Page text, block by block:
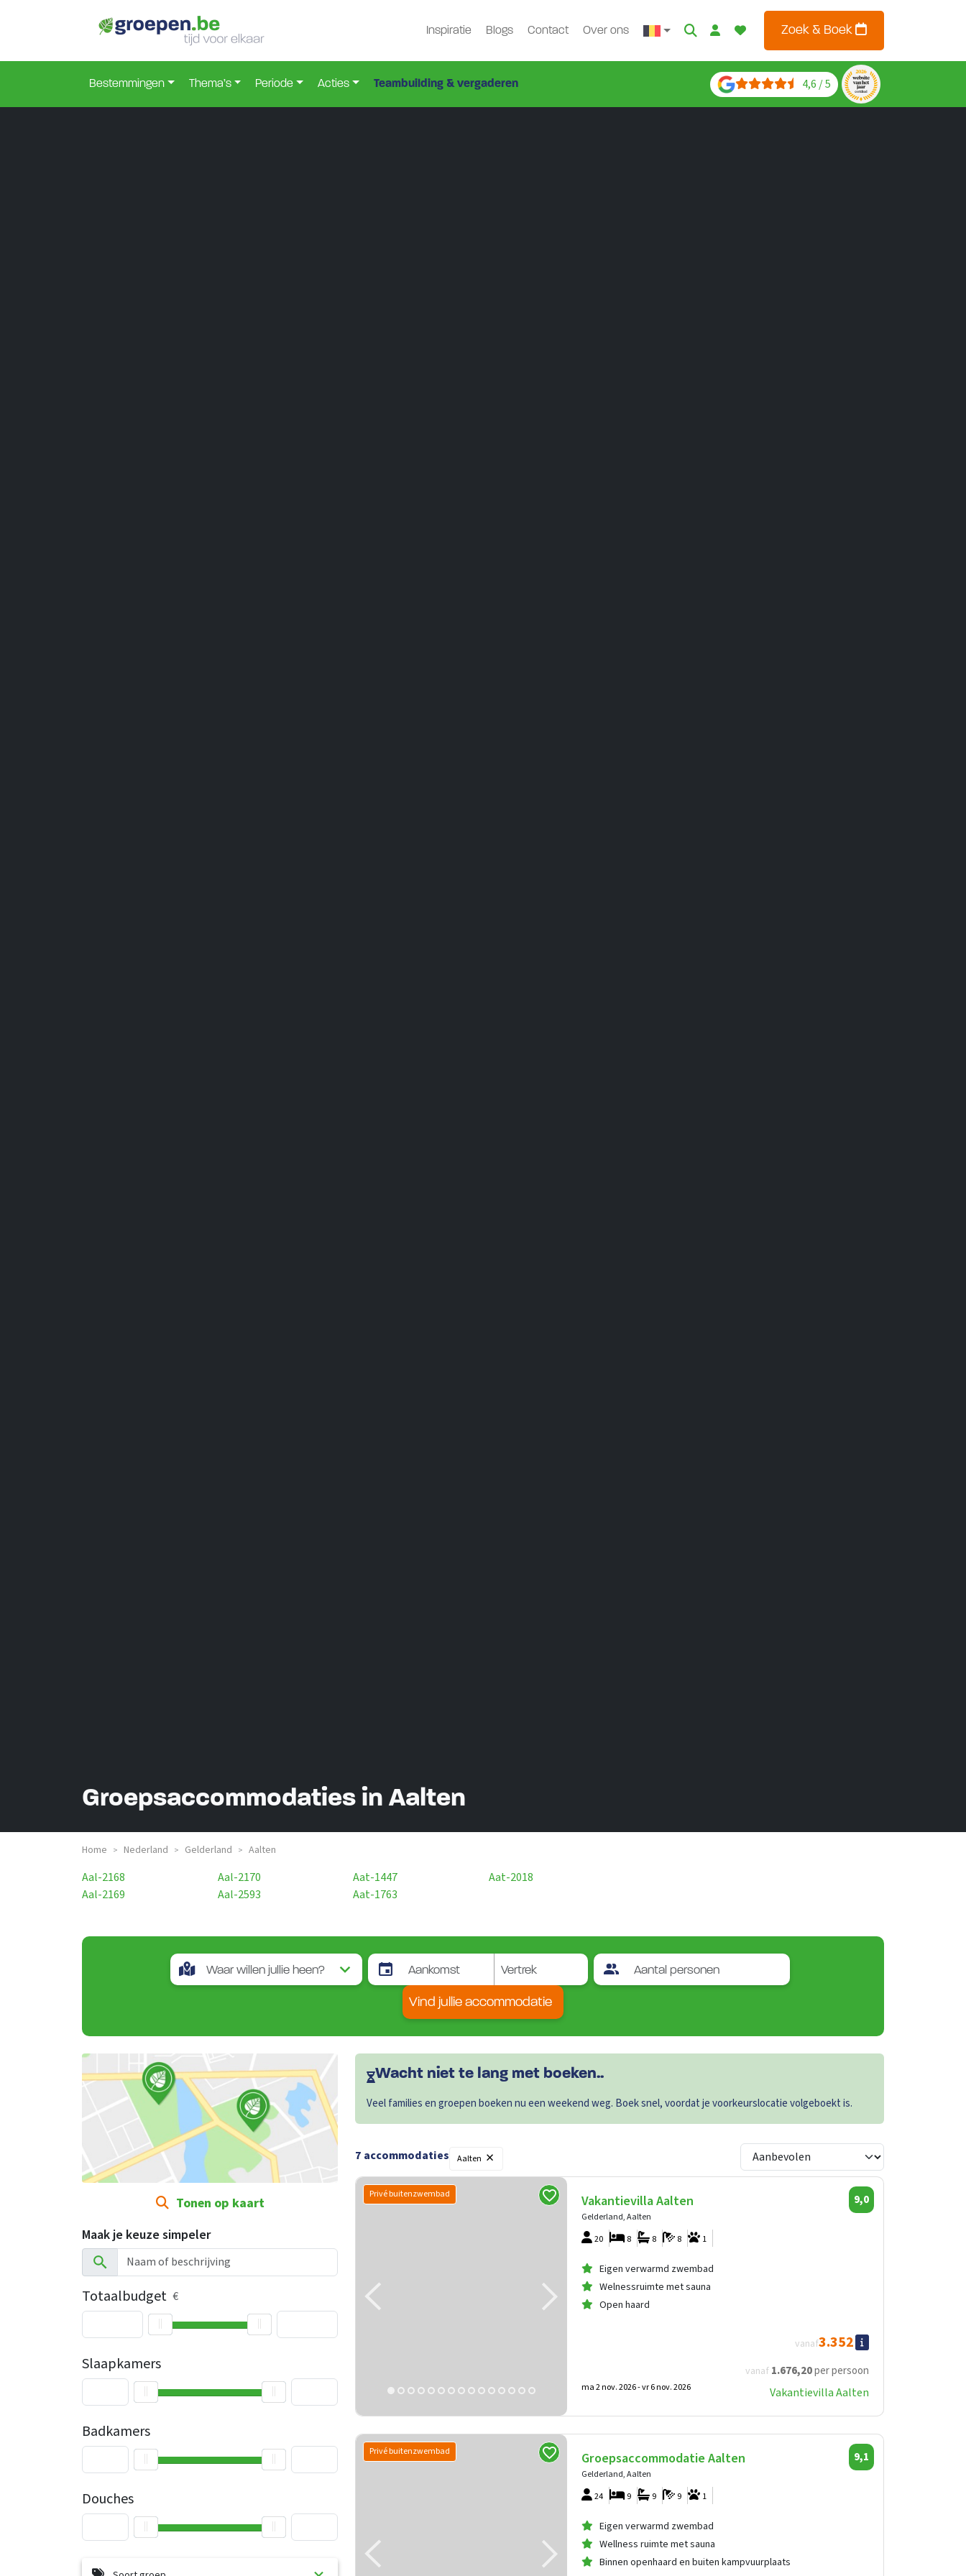
Inspiratie Blogs Contact Over ons Zoek & Boek
Bestemmingen Thema’s Periode Acties Teambuilding & vergaderen 4,6 / 5
Groepsaccommodaties in Aalten
Home > Nederland > Gelderland > Aalten
Aal-2168
Aal-2169
Aal-2170
Aal-2593
Aat-1447
Aat-1763
Aat-2018
Vind jullie accommodatie
Tonen op kaart
Maak je keuze simpeler
Totaalbudget €
Douches
Badkamers
Slaapkamers
Wacht niet te lang met boeken..
Veel families en groepen boeken nu een weekend weg. Boek snel, voordat je voorkeurslocatie volgeboekt is.
7 accommodaties Aalten ×
Privé buitenzwembad Vakantievilla Aalten
Gelderland, Aalten
9,0
20 1
8
8
8
Eigen verwarmd zwembad
Welnessruimte met sauna
Open haard
vanaf 1.676,20per persoon
vanaf3.352
ma 2 nov. 2026 -vr 6 nov. 2026 Vakantievilla Aalten
Privé buitenzwembad Groepsaccommodatie Aalten
Gelderland, Aalten
9,1
24 1
9
9
9
Eigen verwarmd zwembad
Wellness ruimte met sauna
Binnen openhaard en buiten kampvuurplaats